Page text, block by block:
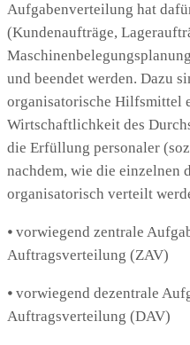
Aufgabenverteilung hat
(Kundenaufträge,
und beendet werden. Dazu
organisatorische Hilfsmittel
Wirtschaftlichkeit des
die Erfüllung personaler
nachdem, wie die einzelnen
organisatorisch verteilt
⦁ vorwiegend zentrale
Auftragsverteilung (ZAV)
⦁ vorwiegend dezentrale
Auftragsverteilung (DAV)